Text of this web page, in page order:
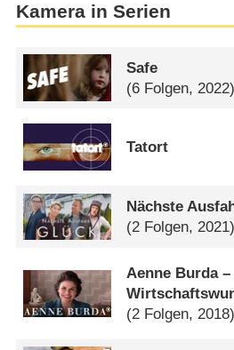
Kamera in Serien
Safe
(6 Folgen, 2022)
Tatort
Nächste
(2 Folgen, 2021)
Aenne Burda –
(2 Folgen, 2018)